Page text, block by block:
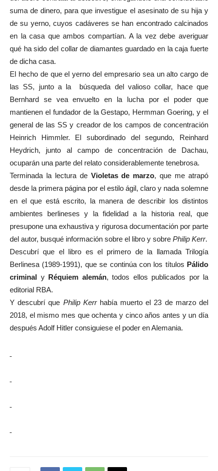
suma de dinero, para que investigue el asesinato de su hija y
de su yerno, cuyos cadáveres se han encontrado calcinados
en la casa que ambos compartían. A la vez debe averiguar
qué ha sido del collar de diamantes guardado en la caja fuerte
de dicha casa.
El hecho de que el yerno del empresario sea un alto cargo de
las SS, junto a la búsqueda del valioso collar, hace que
Bernhard se vea envuelto en la lucha por el poder que
mantienen el fundador de la Gestapo, Hermman Goering, y el
general de las SS y creador de los campos de concentración
Heinrich Himmler. El subordinado del segundo, Reinhard
Heydrich, junto al campo de concentración de Dachau,
ocuparán una parte del relato considerablemente tenebrosa.
Terminada la lectura de Violetas de marzo, que me atrapó
desde la primera página por el estilo ágil, claro y nada solemne
en el que está escrito, la manera de describir los distintos
ambientes berlineses y la fidelidad a la historia real, que
presupone una exhaustiva y rigurosa documentación por parte
del autor, busqué información sobre el libro y sobre Philip Kerr.
Descubrí que el libro es el primero de la llamada Trilogía
Berlinesa (1989-1991), que se continúa con los títulos Pálido
criminal y Réquiem alemán, todos ellos publicados por la
editorial RBA.
Y descubrí que Philip Kerrhabía muerto el 23 de marzo del
2018, el mismo mes que ochenta y cinco años antes y un día
después Adolf Hitler consiguiese el poder en Alemania.